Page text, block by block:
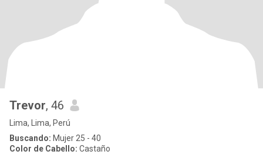
Trevor, 46
Lima, Lima, Perú
Buscando: Mujer 25 - 40
Color de Cabello: Castaño